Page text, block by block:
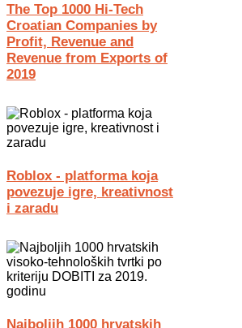
The Top 1000 Hi-Tech
Croatian Companies by
Profit, Revenue and
Revenue from Exports of
2019
Roblox - platforma koja
povezuje igre, kreativnost
i zaradu
Najboljih 1000 hrvatskih